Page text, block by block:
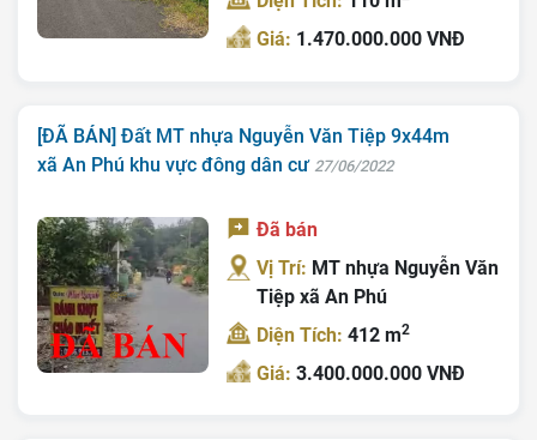
Giá: 1.470.000.000 VNĐ
[ĐÃ BÁN] Đất MT nhựa Nguyễn Văn Tiệp 9x44m
xã An Phú khu vực đông dân cư 27/06/2022
Đã bán
Vị Trí: MT nhựa Nguyễn Văn
Tiệp xã An Phú
Diện Tích:412 m2
Giá:3.400.000.000 VNĐ